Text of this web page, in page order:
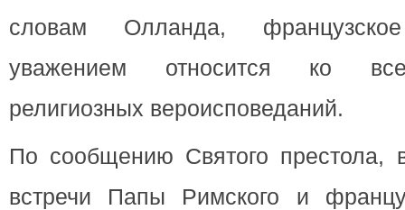
словам Олланда,
уважением относится ко
религиозных вероисповеданий.
По сообщению Святого престола,
встречи Папы Римского и